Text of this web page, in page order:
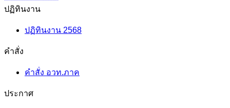
ปฏิทินงาน
ปฏิทินงาน 2568
คำสั่ง
คำสั่ง อวท.ภาค
ประกาศ